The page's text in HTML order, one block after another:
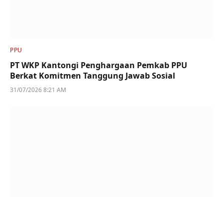
PPU
PT WKP Kantongi Penghargaan Pemkab PPU
Berkat Komitmen Tanggung Jawab Sosial
31/07/2026 8:21 AM